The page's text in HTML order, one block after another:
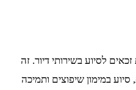
לסיוע בשירותי דיור. זה
במימון שיפוצים ותמיכה